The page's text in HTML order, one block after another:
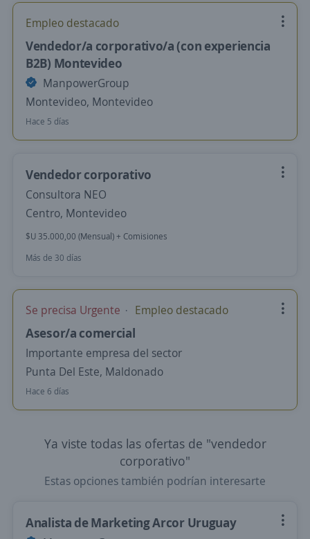
Empleo destacado
Vendedor/a corporativo/a (con experiencia
B2B) Montevideo
ManpowerGroup
Montevideo, Montevideo
Hace 5 días
Vendedor corporativo
Consultora NEO
Centro, Montevideo
$U 35.000,00 (Mensual) + Comisiones
Más de 30 días
Se precisa Urgente Empleo destacado
Asesor/a comercial
Importante empresa del sector
Punta Del Este, Maldonado
Hace 6 días
Ya viste todas las ofertas de "vendedor
corporativo"
Estas opciones también podrían interesarte
Analista de Marketing Arcor Uruguay